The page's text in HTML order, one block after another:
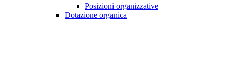
Posizioni organizzative
Dotazione organica